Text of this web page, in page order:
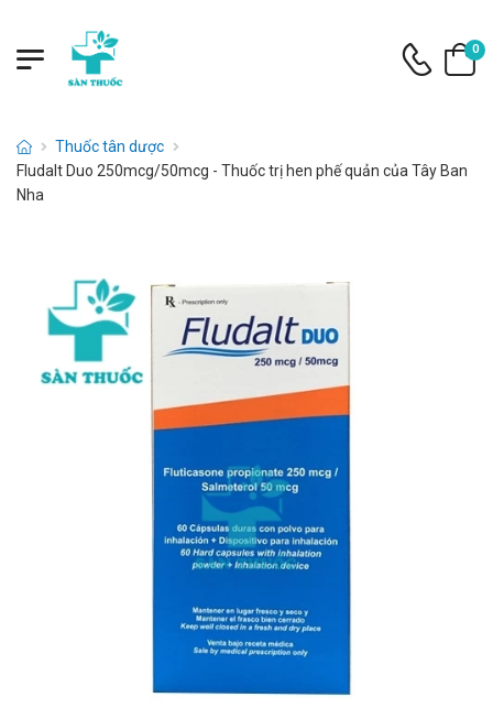
0
Thuốc tân dược
Fludalt Duo 250mcg/50mcg - Thuốc trị hen phế quản của Tây Ban
Nha